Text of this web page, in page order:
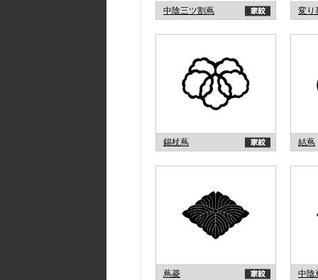
中陰三ツ割蔦 変り
錫杖蔦 結蔦
蔦菱 中陰